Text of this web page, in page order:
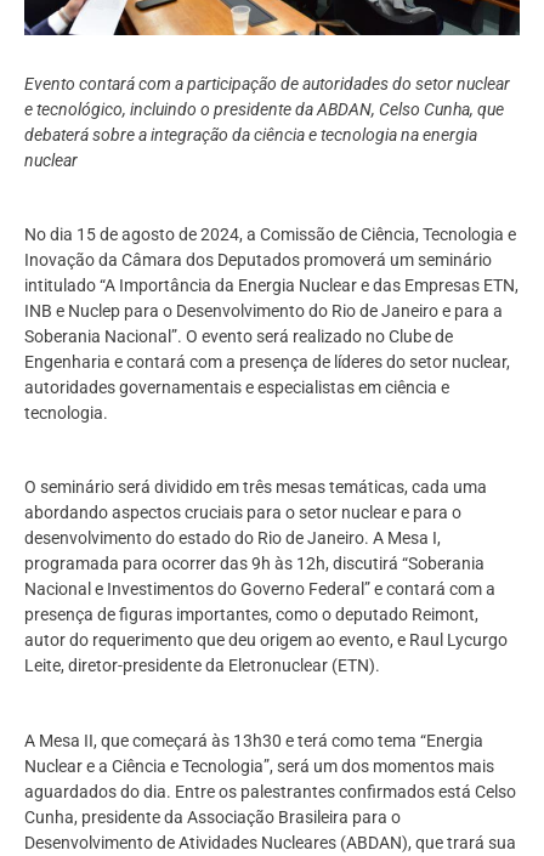
Evento contará com a participação de autoridades do setor nuclear
e tecnológico, incluindo o presidente da ABDAN, Celso Cunha, que
debaterá sobre a integração da ciência e tecnologia na energia
nuclear
No dia 15 de agosto de 2024, a Comissão de Ciência, Tecnologia e
Inovação da Câmara dos Deputados promoverá um seminário
intitulado “A Importância da Energia Nuclear e das Empresas ETN,
INB e Nuclep para o Desenvolvimento do Rio de Janeiro e para a
Soberania Nacional”. O evento será realizado no Clube de
Engenharia e contará com a presença de líderes do setor nuclear,
autoridades governamentais e especialistas em ciência e
tecnologia.
O seminário será dividido em três mesas temáticas, cada uma
abordando aspectos cruciais para o setor nuclear e para o
desenvolvimento do estado do Rio de Janeiro. A Mesa I,
programada para ocorrer das 9h às 12h, discutirá “Soberania
Nacional e Investimentos do Governo Federal” e contará com a
presença de figuras importantes, como o deputado Reimont,
autor do requerimento que deu origem ao evento, e Raul Lycurgo
Leite, diretor-presidente da Eletronuclear (ETN).
A Mesa II, que começará às 13h30 e terá como tema “Energia
Nuclear e a Ciência e Tecnologia”, será um dos momentos mais
aguardados do dia. Entre os palestrantes confirmados está Celso
Cunha, presidente da Associação Brasileira para o
Desenvolvimento de Atividades Nucleares (ABDAN), que trará sua